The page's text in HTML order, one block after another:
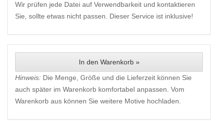
Wir prüfen jede Datei auf Verwendbarkeit und kontaktieren
Sie, sollte etwas nicht passen. Dieser Service ist inklusive!
In den Warenkorb »
Hinweis: Die Menge, Größe und die Lieferzeit können Sie
auch später im Warenkorb komfortabel anpassen. Vom
Warenkorb aus können Sie weitere Motive hochladen.